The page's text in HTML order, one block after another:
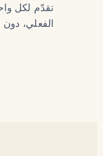
تقدّم لكل
الفعلي،